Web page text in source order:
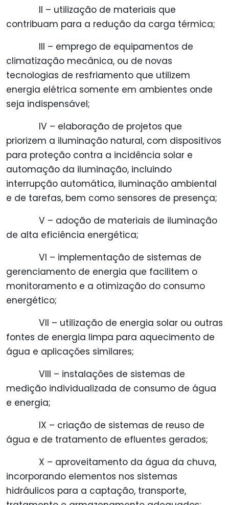
II – utilização de materiais que
contribuam para a redução da carga térmica;
III – emprego de equipamentos de
climatização mecânica, ou de novas
tecnologias de resfriamento que utilizem
energia elétrica somente em ambientes onde
seja indispensável;
IV – elaboração de projetos que
priorizem a iluminação natural, com dispositivos
para proteção contra a incidência solar e
automação da iluminação, incluindo
interrupção automática, iluminação ambiental
e de tarefas, bem como sensores de presença;
V – adoção de materiais de iluminação
de alta eficiência energética;
VI – implementação de sistemas de
gerenciamento de energia que facilitem o
monitoramento e a otimização do consumo
energético;
VII – utilização de energia solar ou outras
fontes de energia limpa para aquecimento de
água e aplicações similares;
VIII – instalações de sistemas de
medição individualizada de consumo de água
e energia;
IX – criação de sistemas de reuso de
água e de tratamento de efluentes gerados;
X – aproveitamento da água da chuva,
incorporando elementos nos sistemas
hidráulicos para a captação, transporte,